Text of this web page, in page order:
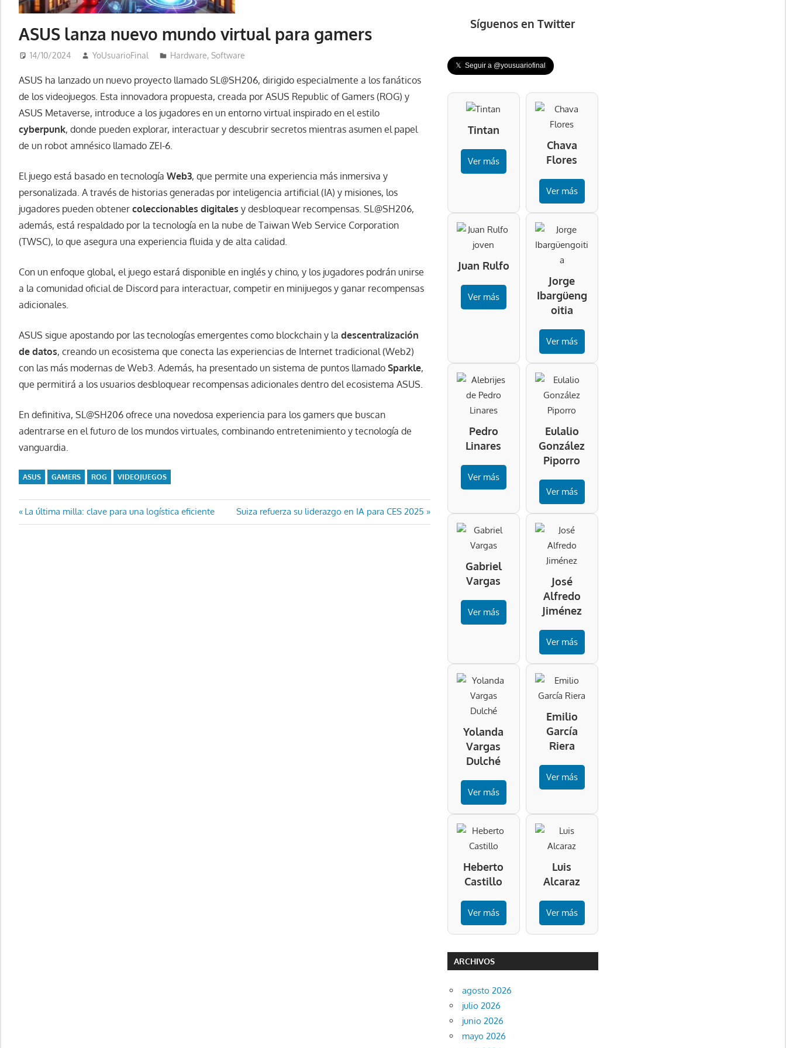
ASUS lanza nuevo mundo virtual para gamers
14/10/2024 YoUsuarioFinal Hardware, Software
ASUS ha lanzado un nuevo proyecto llamado SL@SH206, dirigido especialmente a los fanáticos
de los videojuegos. Esta innovadora propuesta, creada por ASUS Republic of Gamers (ROG) y
ASUS Metaverse, introduce a los jugadores en un entorno virtual inspirado en el estilo
cyberpunk, donde pueden explorar, interactuar y descubrir secretos mientras asumen el papel
de un robot amnésico llamado ZEI-6.
El juego está basado en tecnología Web3, que permite una experiencia más inmersiva y
personalizada. A través de historias generadas por inteligencia artificial (IA) y misiones, los
jugadores pueden obtener coleccionables digitales y desbloquear recompensas. SL@SH206,
además, está respaldado por la tecnología en la nube de Taiwan Web Service Corporation
(TWSC), lo que asegura una experiencia fluida y de alta calidad.
Con un enfoque global, el juego estará disponible en inglés y chino, y los jugadores podrán unirse
a la comunidad oficial de Discord para interactuar, competir en minijuegos y ganar recompensas
adicionales.
ASUS sigue apostando por las tecnologías emergentes como blockchain y la descentralización
de datos, creando un ecosistema que conecta las experiencias de Internet tradicional (Web2)
con las más modernas de Web3. Además, ha presentado un sistema de puntos llamado Sparkle,
que permitirá a los usuarios desbloquear recompensas adicionales dentro del ecosistema ASUS.
En definitiva, SL@SH206 ofrece una novedosa experiencia para los gamers que buscan
adentrarse en el futuro de los mundos virtuales, combinando entretenimiento y tecnología de
vanguardia.
ASUS GAMERS ROG VIDEOJUEGOS
Navegación
Entrada
anterior:
La última milla: clave para una logística eficiente
Entrada
siguiente:
Suiza refuerza su liderazgo en IA para CES 2025
Síguenos en Twitter
𝕏 Seguir a @yousuariofinal
Tintan
Ver más
Chava
Flores
Ver más
Juan Rulfo
Ver más
Jorge
Ibargüeng
oitia
Ver más
Pedro
Linares
Ver más
Eulalio
González
Piporro
Ver más
Gabriel
Vargas
Ver más
José
Alfredo
Jiménez
Ver más
Yolanda
Vargas
Dulché
Ver más
Emilio
García
Riera
Ver más
Heberto
Castillo
Ver más
Luis
Alcaraz
Ver más
ARCHIVOS
agosto 2026
julio 2026
junio 2026
mayo 2026